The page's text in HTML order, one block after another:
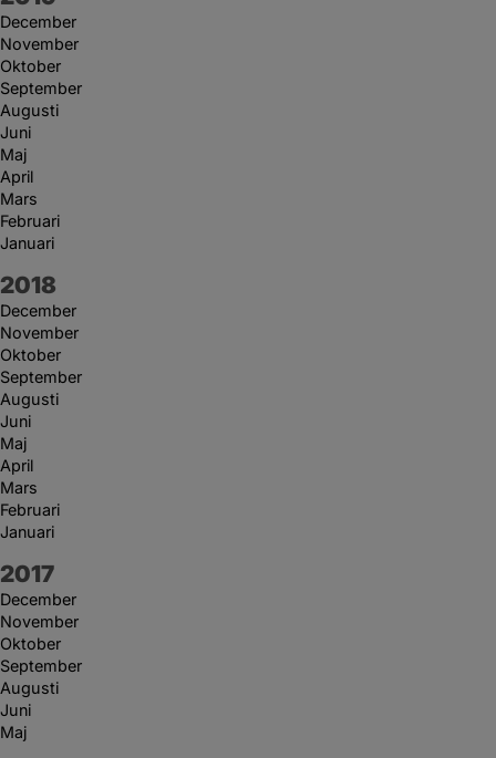
December
November
Oktober
September
Augusti
Juni
Maj
April
Mars
Februari
Januari
År:
2018
December
November
Oktober
September
Augusti
Juni
Maj
April
Mars
Februari
Januari
År:
2017
December
November
Oktober
September
Augusti
Juni
Maj